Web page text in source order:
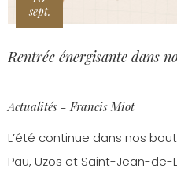
sept.
Rentrée énergisante dans
Actualités - Francis Miot
L’été continue dans nos
Pau, Uzos et Saint-Jean-de-